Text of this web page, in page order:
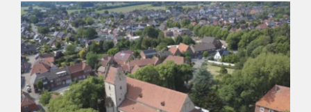
Sommerferien – Zeit zum Gebet
Allgemein